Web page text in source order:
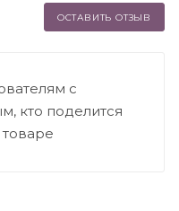
ОСТАВИТЬ ОТЗЫВ
с
кто поделится